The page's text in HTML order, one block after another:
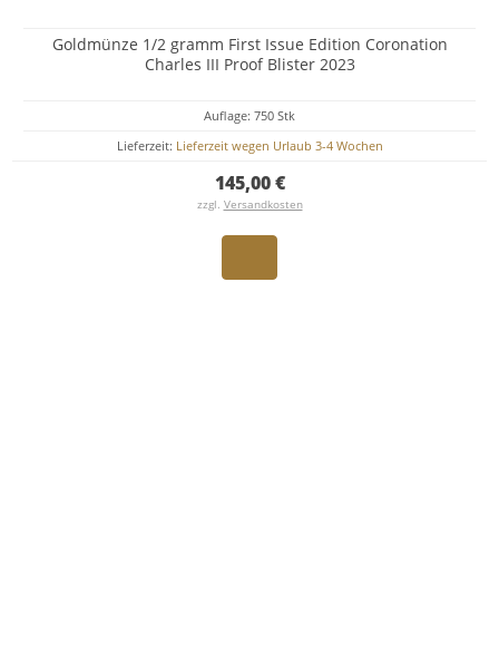
Goldmünze 1/2 gramm First Issue Edition Coronation
Charles III Proof Blister 2023
Auflage: 750 Stk
Lieferzeit: Lieferzeit wegen Urlaub 3-4 Wochen
145,00 €
zzgl. Versandkosten